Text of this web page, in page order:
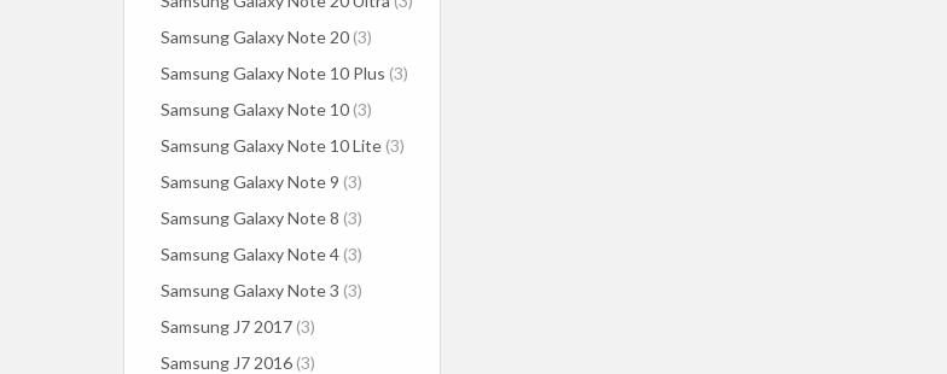
Samsung Galaxy Note 20 (3)
Samsung Galaxy Note 10 Plus (3)
Samsung Galaxy Note 10 (3)
Samsung Galaxy Note 10 Lite (3)
Samsung Galaxy Note 9 (3)
Samsung Galaxy Note 8 (3)
Samsung Galaxy Note 4 (3)
Samsung Galaxy Note 3 (3)
Samsung J7 2017 (3)
Samsung J7 2016 (3)